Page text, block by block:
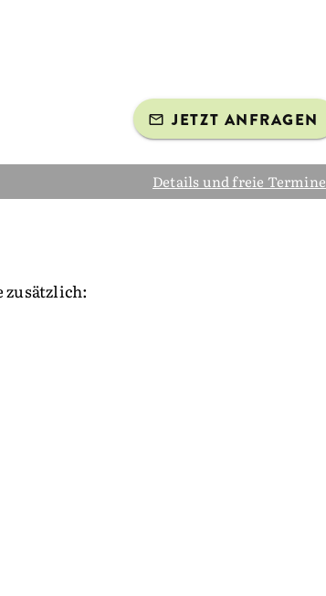
JETZT ANFRAGEN
Details und freie Termine
zusätzlich: